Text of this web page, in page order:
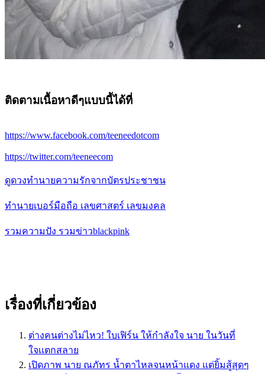
ติดตามเนื้อหาดีๆแบบนี้ได้ที่
https://www.facebook.com/teeneedotcom
https://twitter.com/teeneecom
ดูดวงทำนายความรักจากบัตรประชาชน
ทำนายเบอร์มือถือ เลขศาสตร์ เลขมงคล
รวมความปัง รวมข่าวblackpink
เรื่องที่เกี่ยวข้อง
ต่างคนต่างไม่ไหว! ใบเฟิร์น ให้กำลังใจ นาย ในวันที่
ใจเเตกสลาย
เปิดภาพ นาย ณภัทร น้ำตาไหลจนหน้าแดง แต่ยิ้มสู้สุดๆ